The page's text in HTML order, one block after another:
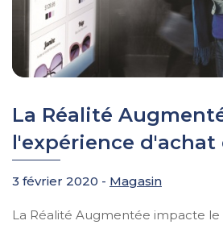
La Réalité
l'expérience d'achat
3 février 2020 - Magasin
La Réalité Augmentée impacte